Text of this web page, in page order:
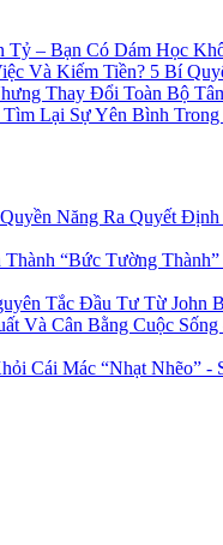
– Bạn Có Dám Học
Và Kiếm Tiền? 5 Bí
Thay Đổi Toàn Bộ
Lại Sự Yên Bình Trong
Năng Ra Quyết
“Bức Tường
Tắc Đầu Tư Từ John
Và Cân Bằng Cuộc
Cái Mác “Nhạt Nhẽo” -